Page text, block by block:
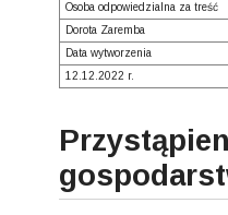
Osoba odpowiedzialna za treść
Dorota Zaremba
Data wytworzenia
12.12.2022 r.